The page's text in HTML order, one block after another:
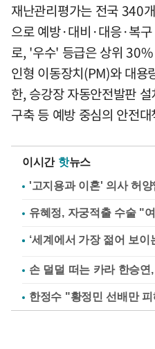
재난관리평가는 전국 340
으로 예방·대비·대응·복
로, '우수' 등급은 상위
인형 이동장치(PM)와 대용
한, 승강장 자동안전발판
구축 등 예방 중심의 안전
이시간 핫뉴스
'고지용과 이혼' 의사 허
유혜정, 자궁적출 수술 "
손 덜덜 떠는 카라 한승연
한정수 "황정민 선배만